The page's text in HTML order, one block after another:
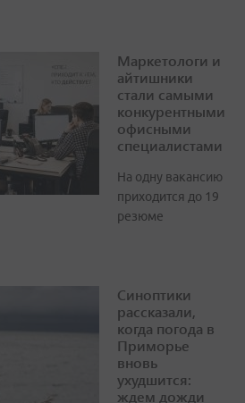
Маркетологи и
айтишники
стали самыми
конкурентными
офисными
специалистами
На одну вакансию
приходится до 19
резюме
Синоптики
рассказали,
когда погода в
Приморье
вновь
ухудшится:
ждем дожди